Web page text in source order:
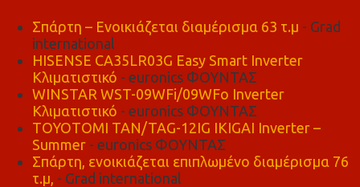
Σπάρτη – Ενοικιάζεται διαμέρισμα 63 τ.μ - Grad
international
HISENSE CA35LR03G Easy Smart Inverter
Κλιματιστικό - euronics ΦΟΥΝΤΑΣ
WINSTAR WST-09WFi/09WFo Inverter
Κλιματιστικό - euronics ΦΟΥΝΤΑΣ
TOYOTOMI TAN/TAG-12IG IKIGAI Inverter –
Summer - euronics ΦΟΥΝΤΑΣ
Σπάρτη, ενοικιάζεται επιπλωμένο διαμέρισμα 76
τ.μ, - Grad international